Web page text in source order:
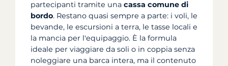
partecipanti tramite una cassa comune di
bordo. Restano quasi sempre a parte: i voli, le
bevande, le escursioni a terra, le tasse locali e
la mancia per l'equipaggio. È la formula
ideale per viaggiare da soli o in coppia senza
noleggiare una barca intera, ma il contenuto